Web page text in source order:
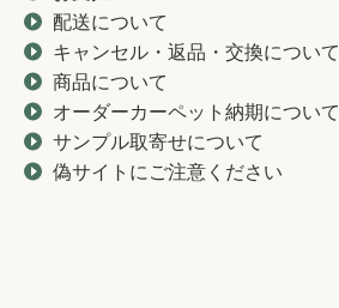
配送について
キャンセル・返品・交換について
商品について
オーダーカーペット納期について
サンプル取寄せについて
偽サイトにご注意ください